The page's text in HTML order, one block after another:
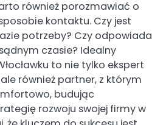
również porozmawiać o
kontaktu. Czy jest
potrzeby? Czy odpowiada
czasie? Idealny
to nie tylko ekspert
również partner, z którym
budując
rozwoju swojej firmy w